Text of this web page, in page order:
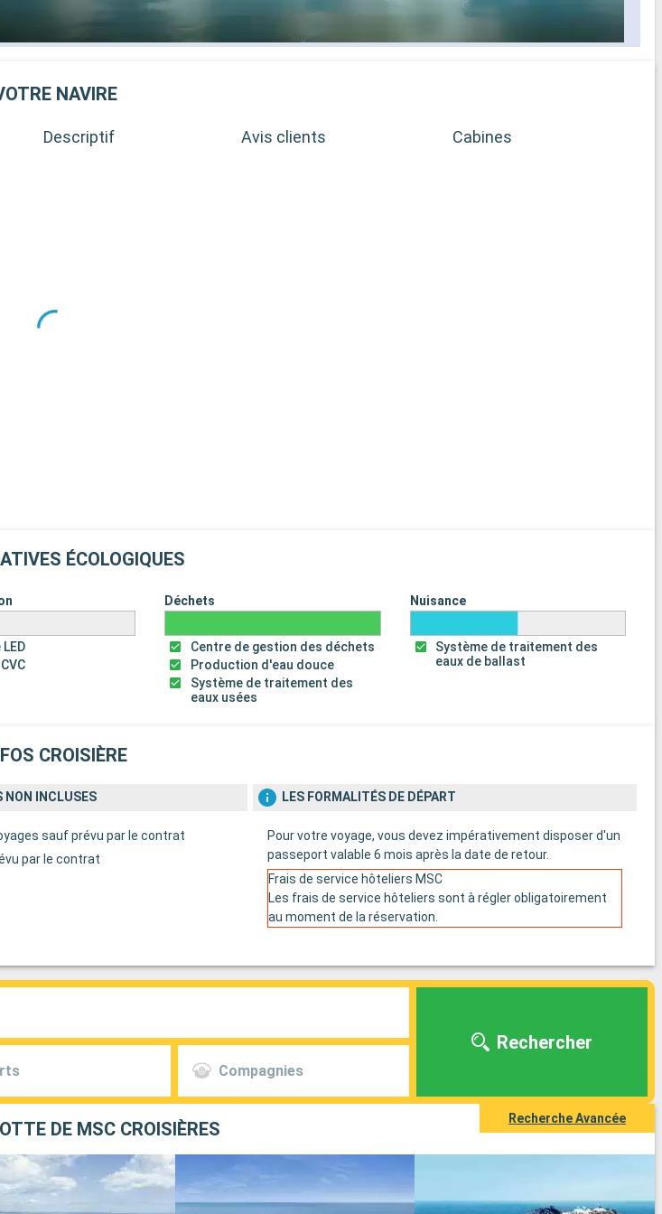
NAVIRE
Descriptif Avis clients Cabines
ÉCOLOGIQUES
Déchets
Centre de gestion des déchets
Production d'eau douce
Système de traitement des
eaux usées
Nuisance
Système de traitement des
eaux de ballast
CROISIÈRE
NON INCLUSES
sauf prévu par le contrat
par le contrat
LES FORMALITÉS DE DÉPART
Pour votre voyage, vous devez impérativement disposer d'un
passeport valable 6 mois après la date de retour.
Frais de service hôteliers MSC
Les frais de service hôteliers sont à régler obligatoirement
au moment de la réservation.
Compagnies
Rechercher
Recherche Avancée
DE MSC CROISIÈRES